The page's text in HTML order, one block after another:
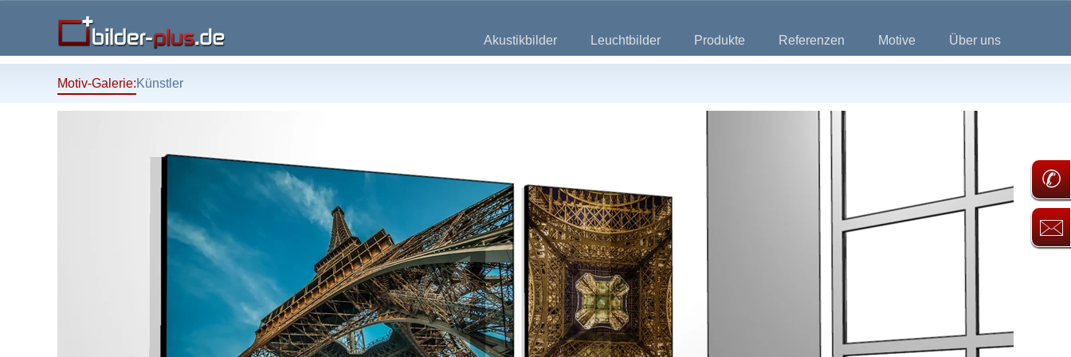
Akustikbilder Leuchtbilder Produkte Referenzen Motive Über uns
Motiv-Galerie:Künstler
✆
🖂